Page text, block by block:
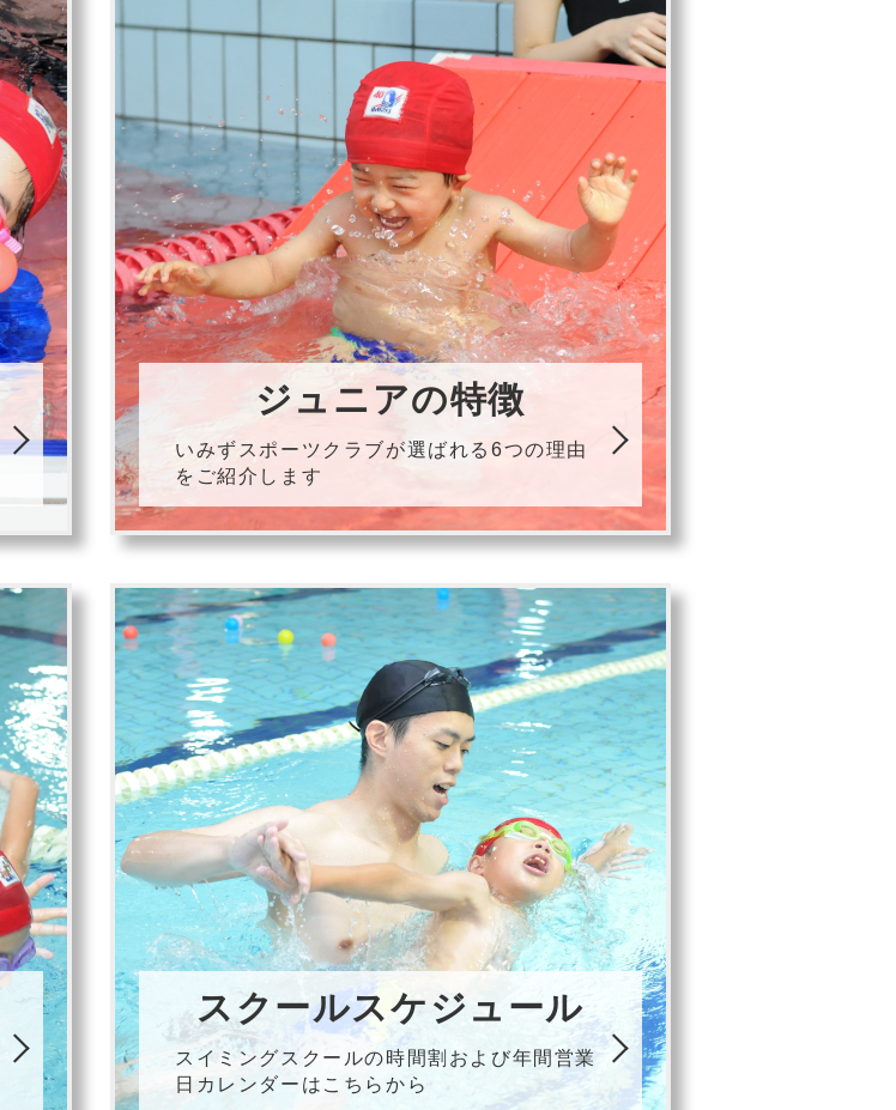
ジュニアの特徴
いみずスポーツクラブが選ばれる6つの理由
をご紹介します
スクールスケジュール
スイミングスクールの時間割および年間営業
日カレンダーはこちらから